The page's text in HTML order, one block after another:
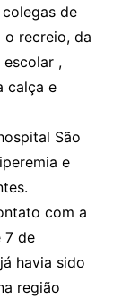
de
o recreio, da
escolar ,
calça e
São
e
com a
7 de
havia sido
região